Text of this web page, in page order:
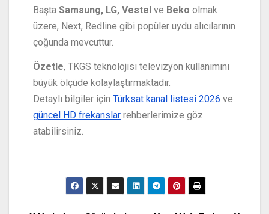
Başta Samsung, LG, Vestel ve Beko olmak
üzere, Next, Redline gibi popüler uydu alıcılarının
çoğunda mevcuttur.
Özetle, TKGS teknolojisi televizyon kullanımını
büyük ölçüde kolaylaştırmaktadır.
Detaylı bilgiler için Türksat kanal listesi 2026 ve
güncel HD frekanslar rehberlerimize göz
atabilirsiniz.